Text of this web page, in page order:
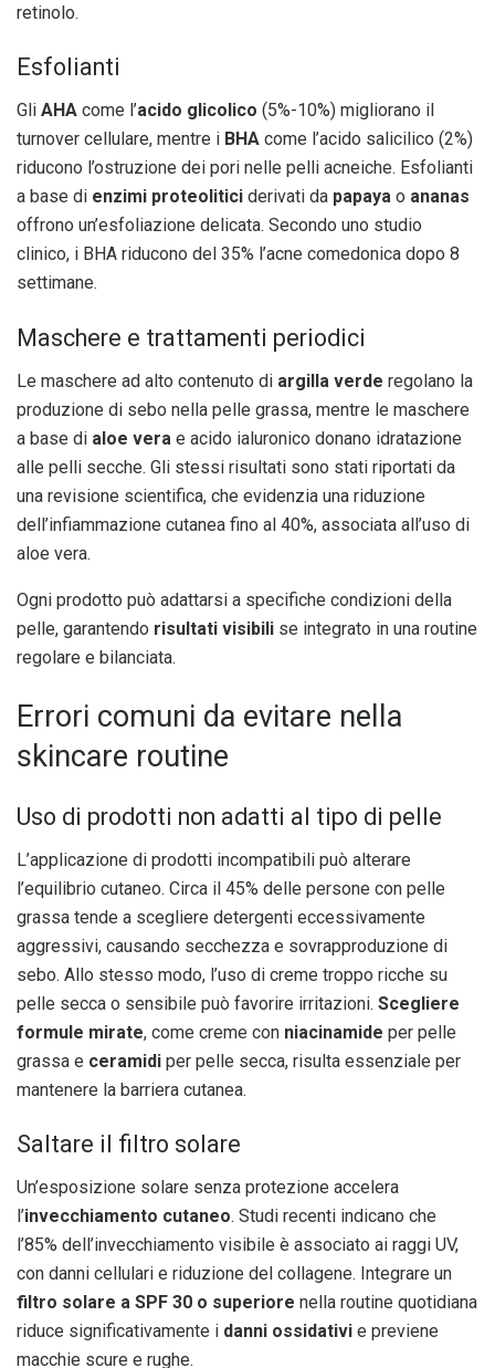
retinolo.
Esfolianti
Gli AHA come l’acido glicolico (5%-10%) migliorano il
turnover cellulare, mentre i BHA come l’acido salicilico (2%)
riducono l’ostruzione dei pori nelle pelli acneiche. Esfolianti
a base di enzimi proteolitici derivati da papaya o ananas
offrono un’esfoliazione delicata. Secondo uno studio
clinico, i BHA riducono del 35% l’acne comedonica dopo 8
settimane.
Maschere e trattamenti periodici
Le maschere ad alto contenuto di argilla verde regolano la
produzione di sebo nella pelle grassa, mentre le maschere
a base di aloe vera e acido ialuronico donano idratazione
alle pelli secche. Gli stessi risultati sono stati riportati da
una revisione scientifica, che evidenzia una riduzione
dell’infiammazione cutanea fino al 40%, associata all’uso di
aloe vera.
Ogni prodotto può adattarsi a specifiche condizioni della
pelle, garantendo risultati visibili se integrato in una routine
regolare e bilanciata.
Errori comuni da evitare nella
skincare routine
Uso di prodotti non adatti al tipo di pelle
L’applicazione di prodotti incompatibili può alterare
l’equilibrio cutaneo. Circa il 45% delle persone con pelle
grassa tende a scegliere detergenti eccessivamente
aggressivi, causando secchezza e sovrapproduzione di
sebo. Allo stesso modo, l’uso di creme troppo ricche su
pelle secca o sensibile può favorire irritazioni. Scegliere
formule mirate, come creme con niacinamide per pelle
grassa e ceramidi per pelle secca, risulta essenziale per
mantenere la barriera cutanea.
Saltare il filtro solare
Un’esposizione solare senza protezione accelera
l’invecchiamento cutaneo. Studi recenti indicano che
l’85% dell’invecchiamento visibile è associato ai raggi UV,
con danni cellulari e riduzione del collagene. Integrare un
filtro solare a SPF 30 o superiore nella routine quotidiana
riduce significativamente i danni ossidativi e previene
macchie scure e rughe.